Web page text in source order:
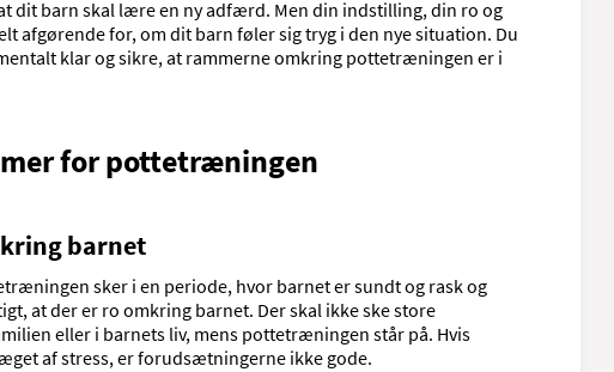
dit barn skal lære en ny adfærd. Men din indstilling, din ro og
afgørende for, om dit barn føler sig tryg i den nye situation. Du
klar og sikre, at rammerne omkring pottetræningen er i
for pottetræningen
barnet
sker i en periode, hvor barnet er sundt og rask og
at der er ro omkring barnet. Der skal ikke ske store
eller i barnets liv, mens pottetræningen står på. Hvis
af stress, er forudsætningerne ikke gode.